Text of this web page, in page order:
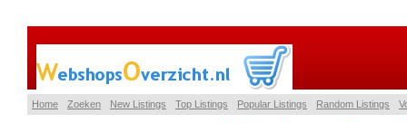
Home Zoeken New Listings Top Listings Popular Listings Random Listings